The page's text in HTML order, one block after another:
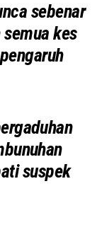
sebenar
kes
suspek